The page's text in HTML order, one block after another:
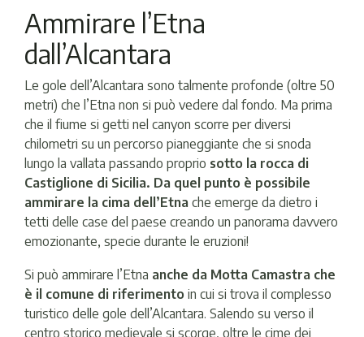
Ammirare l’Etna
dall’Alcantara
Le gole dell’Alcantara sono talmente profonde (oltre 50
metri) che l’Etna non si può vedere dal fondo. Ma prima
che il fiume si getti nel canyon scorre per diversi
chilometri su un percorso pianeggiante che si snoda
lungo la vallata passando proprio sotto la rocca di
Castiglione di Sicilia. Da quel punto è possibile
ammirare la cima dell’Etna che emerge da dietro i
tetti delle case del paese creando un panorama davvero
emozionante, specie durante le eruzioni!
Si può ammirare l’Etna anche da Motta Camastra che
è il comune di riferimento in cui si trova il complesso
turistico delle gole dell’Alcantara. Salendo su verso il
centro storico medievale si scorge, oltre le cime dei